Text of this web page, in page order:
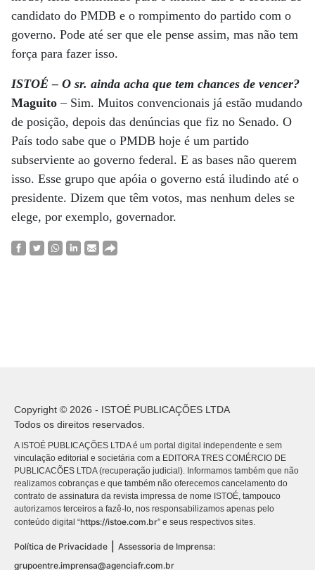
candidato do PMDB e o rompimento do partido com o
governo. Pode até ser que ele pense assim, mas não tem
força para fazer isso.
ISTOÉ – O sr. ainda acha que tem chances de vencer?
Maguito – Sim. Muitos convencionais já estão mudando
de posição, depois das denúncias que fiz no Senado. O
País todo sabe que o PMDB hoje é um partido
subserviente ao governo federal. E as bases não querem
isso. Esse grupo que apóia o governo está iludindo até o
presidente. Dizem que têm votos, mas nenhum deles se
elege, por exemplo, governador.
Copyright © 2026 - ISTOÉ PUBLICAÇÕES LTDA
Todos os direitos reservados.
A ISTOÉ PUBLICAÇÕES LTDA é um portal digital independente e sem
vinculação editorial e societária com a EDITORA TRES COMÉRCIO DE
PUBLICACÕES LTDA (recuperação judicial). Informamos também que não
realizamos cobranças e que também não oferecemos cancelamento do
contrato de assinatura da revista impressa de nome ISTOÉ, tampouco
autorizamos terceiros a fazê-lo, nos responsabilizamos apenas pelo
conteúdo digital “https://istoe.com.br” e seus respectivos sites.
Política de Privacidade
Assessoria de Imprensa:
grupoentre.imprensa@agenciafr.com.br